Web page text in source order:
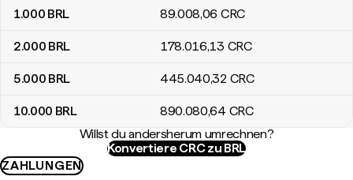
1.000 BRL 89.008,06 CRC
2.000 BRL 178.016,13 CRC
5.000 BRL 445.040,32 CRC
10.000 BRL 890.080,64 CRC
Willst du andersherum umrechnen?
Konvertiere CRC zu BRL
ZAHLUNGEN